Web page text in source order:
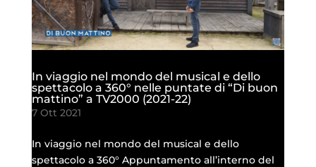
In viaggio nel mondo del musical e dello
spettacolo a 360° nelle puntate di “Di buon
mattino” a TV2000 (2021-22)
7 Ott 2021
In viaggio nel mondo del musical e dello
spettacolo a 360° Appuntamento all’interno del